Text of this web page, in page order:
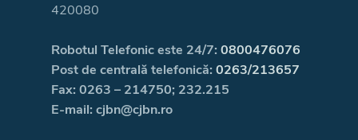
420080
Robotul Telefonic este 24/7: 0800476076
Post de centrală telefonică: 0263/213657
Fax: 0263 – 214750; 232.215
E-mail: cjbn@cjbn.ro